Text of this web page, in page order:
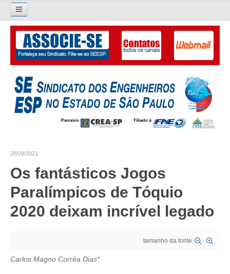
Pesquisar...
O SINDICATO
APRESENTAÇÃO
PALAVRA DO PRESIDENTE
SUBSEDES SINDICAIS
GALERIA EX-PRESIDENTES
28/09/2021
Os fantásticos Jogos
Paralímpicos de Tóquio
2020 deixam incrível legado
tamanho da fonte
Carlos Magno Corrêa Dias*